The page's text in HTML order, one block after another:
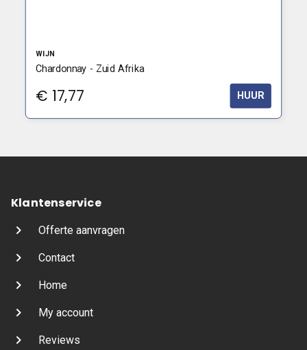
WIJN
Chardonnay - Zuid Afrika
€ 17,77 HUUR
Klantenservice
Offerte aanvragen
Contact
Home
My account
Reviews